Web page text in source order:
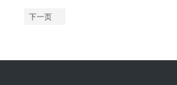
下一页